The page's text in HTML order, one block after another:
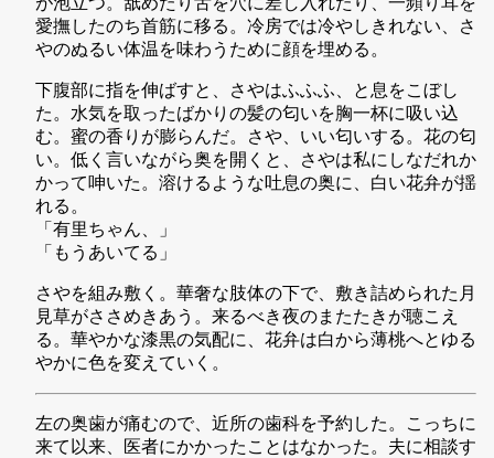
愛撫したのち首筋に移る。冷房では冷やしきれない、さ
やのぬるい体温を味わうために顔を埋める。
下腹部に指を伸ばすと、さやはふふふ、と息をこぼし
た。水気を取ったばかりの髪の匂いを胸一杯に吸い込
む。蜜の香りが膨らんだ。さや、いい匂いする。花の匂
い。低く言いながら奥を開くと、さやは私にしなだれか
かって呻いた。溶けるような吐息の奥に、白い花弁が揺
れる。
「有里ちゃん、」
「もうあいてる」
さやを組み敷く。華奢な肢体の下で、敷き詰められた月
見草がささめきあう。来るべき夜のまたたきが聴こえ
る。華やかな漆黒の気配に、花弁は白から薄桃へとゆる
やかに色を変えていく。
左の奥歯が痛むので、近所の歯科を予約した。こっちに
来て以来、医者にかかったことはなかった。夫に相談す